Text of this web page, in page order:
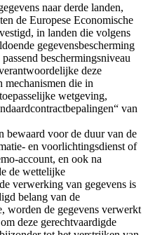
naar derde landen,
de Europese Economische
in landen die volgens
gegevensbescherming
beschermingsniveau
deze
mechanismen die in
wetgeving,
van
bewaard voor de duur van de
en voorlichtingsdienst of
account, en ook na
de wettelijke
verwerking van gegevens is
belang van de
worden de gegevens verwerkt
deze gerechtvaardigde